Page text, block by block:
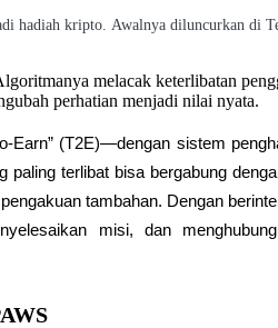
hadiah kripto. Awalnya diluncurkan di
melacak keterlibatan
perhatian menjadi nilai nyata.
Earn” (T2E)—dengan sistem
paling terlibat bisa bergabung
tambahan. Dengan
misi, dan